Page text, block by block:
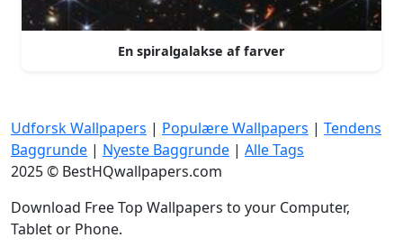
En spiralgalakse af farver
Udforsk Wallpapers | Populære Wallpapers | Tendens
Baggrunde | Nyeste Baggrunde | Alle Tags
2025 © BestHQwallpapers.com
Download Free Top Wallpapers to your Computer,
Tablet or Phone.